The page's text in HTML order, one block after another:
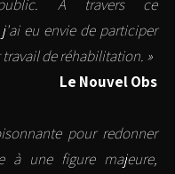
A travers ce
eu envie de participer
de réhabilitation. »
Le Nouvel Obs
pour redonner
à une figure majeure,